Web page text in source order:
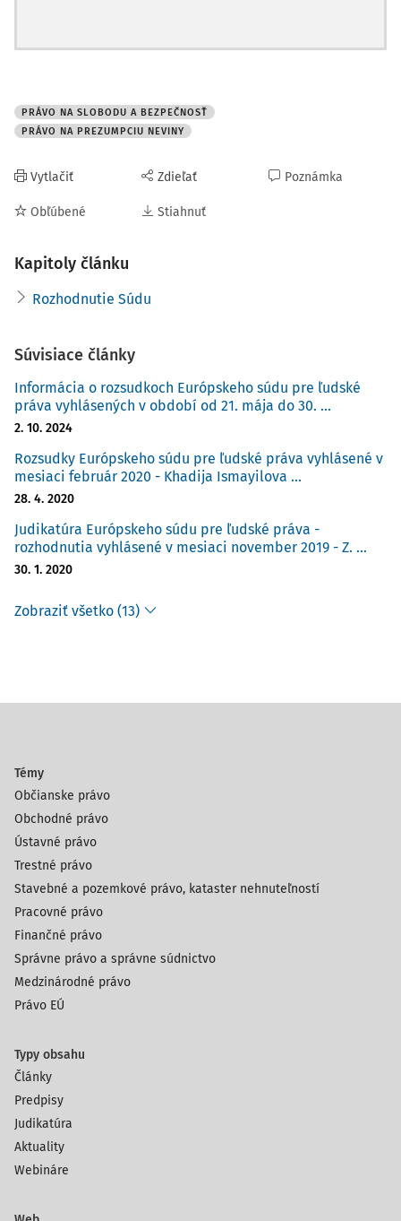
PRÁVO NA SLOBODU A BEZPEČNOSŤ
PRÁVO NA PREZUMPCIU NEVINY
Vytlačiť
Obľúbené
Zdieľať
Stiahnuť
Poznámka
Kapitoly článku
Rozhodnutie Súdu
Súvisiace články
Informácia o rozsudkoch Európskeho súdu pre ľudské
práva vyhlásených v období od 21. mája do 30. ...
2. 10. 2024
Rozsudky Európskeho súdu pre ľudské práva vyhlásené v
mesiaci február 2020 - Khadija Ismayilova ...
28. 4. 2020
Judikatúra Európskeho súdu pre ľudské práva -
rozhodnutia vyhlásené v mesiaci november 2019 - Z. ...
30. 1. 2020
Zobraziť všetko (13)
Témy
Občianske právo
Obchodné právo
Ústavné právo
Trestné právo
Stavebné a pozemkové právo, kataster nehnuteľností
Pracovné právo
Finančné právo
Správne právo a správne súdnictvo
Medzinárodné právo
Právo EÚ
Typy obsahu
Články
Predpisy
Judikatúra
Aktuality
Webináre